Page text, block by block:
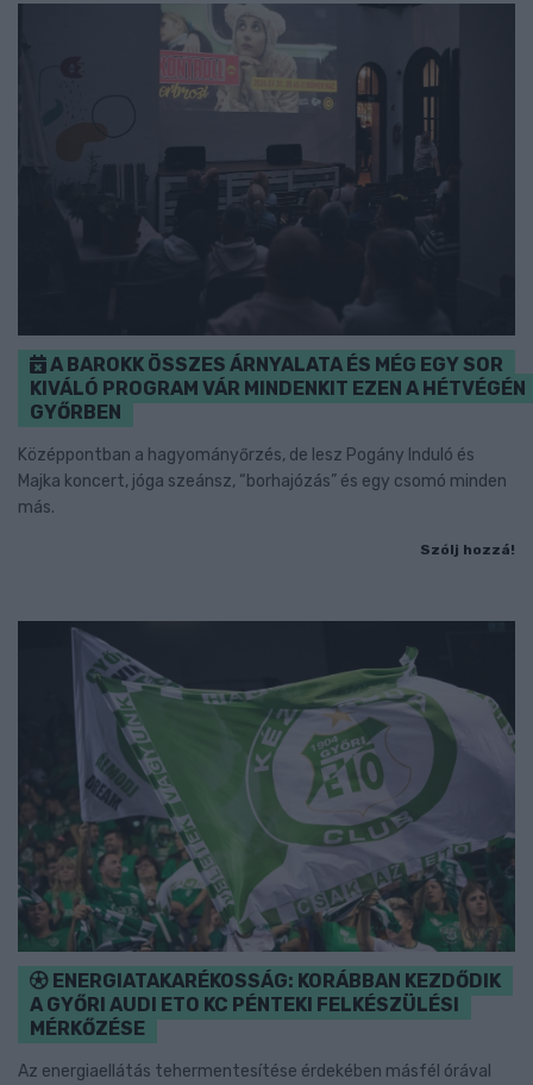
A BAROKK ÖSSZES ÁRNYALATA ÉS MÉG EGY SOR
KIVÁLÓ PROGRAM VÁR MINDENKIT EZEN A HÉTVÉGÉN
GYŐRBEN
Középpontban a hagyományőrzés, de lesz Pogány Induló és
Majka koncert, jóga szeánsz, “borhajózás” és egy csomó minden
más.
Szólj hozzá!
ENERGIATAKARÉKOSSÁG: KORÁBBAN KEZDŐDIK
A GYŐRI AUDI ETO KC PÉNTEKI FELKÉSZÜLÉSI
MÉRKŐZÉSE
Az energiaellátás tehermentesítése érdekében másfél órával